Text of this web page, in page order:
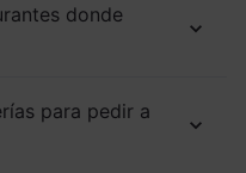
donde
para pedir a